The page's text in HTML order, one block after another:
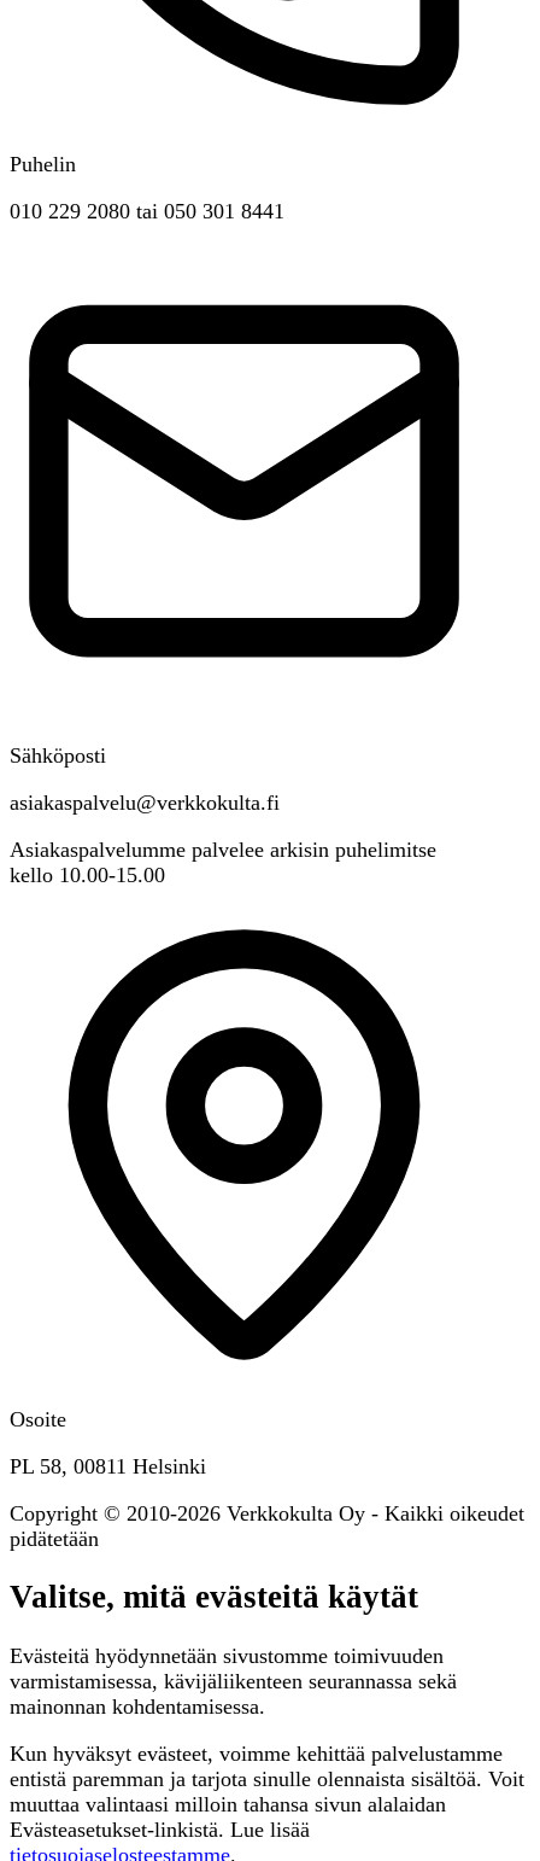
Puhelin
010 229 2080 tai 050 301 8441
Sähköposti
asiakaspalvelu@verkkokulta.fi
Asiakaspalvelumme palvelee arkisin puhelimitse
kello 10.00-15.00
Osoite
PL 58, 00811 Helsinki
Copyright © 2010-2026 Verkkokulta Oy - Kaikki oikeudet
pidätetään
Valitse, mitä evästeitä käytät
Evästeitä hyödynnetään sivustomme toimivuuden
varmistamisessa, kävijäliikenteen seurannassa sekä
mainonnan kohdentamisessa.
Kun hyväksyt evästeet, voimme kehittää palvelustamme
entistä paremman ja tarjota sinulle olennaista sisältöä. Voit
muuttaa valintaasi milloin tahansa sivun alalaidan
Evästeasetukset-linkistä. Lue lisää
tietosuojaselosteestamme.